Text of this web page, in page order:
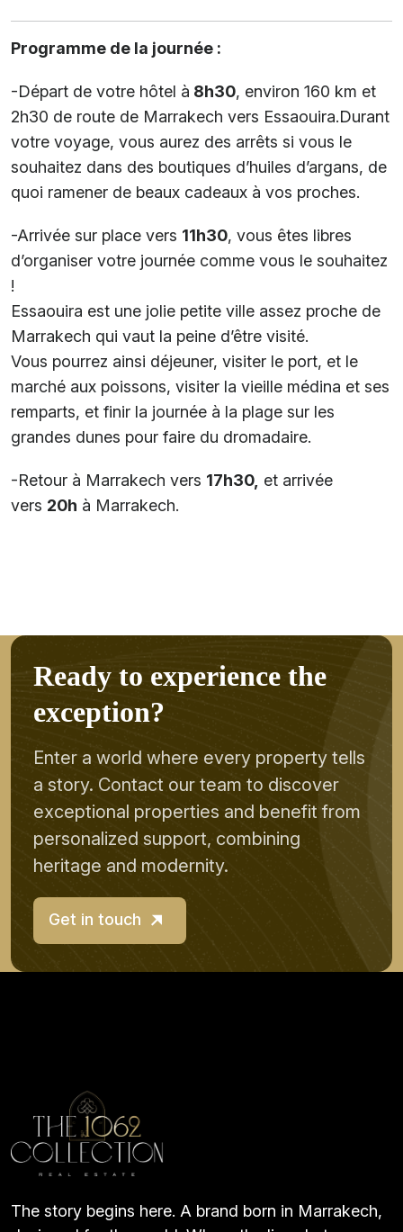
Programme de la journée :
-Départ de votre hôtel à 8h30, environ 160 km et
2h30 de route de Marrakech vers Essaouira.Durant
votre voyage, vous aurez des arrêts si vous le
souhaitez dans des boutiques d’huiles d’argans, de
quoi ramener de beaux cadeaux à vos proches.
-Arrivée sur place vers 11h30, vous êtes libres
d’organiser votre journée comme vous le souhaitez
!
Essaouira est une jolie petite ville assez proche de
Marrakech qui vaut la peine d’être visité.
Vous pourrez ainsi déjeuner, visiter le port, et le
marché aux poissons, visiter la vieille médina et ses
remparts, et finir la journée à la plage sur les
grandes dunes pour faire du dromadaire.
-Retour à Marrakech vers 17h30, et arrivée
vers 20h à Marrakech.
Ready to experience the
exception?
Enter a world where every property tells
a story. Contact our team to discover
exceptional properties and benefit from
personalized support, combining
heritage and modernity.
Get in touch
The story begins here. A brand born in Marrakech,